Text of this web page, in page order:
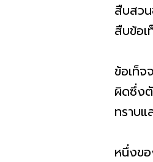
สืบสว
สืบข้อเ
“กา
ข้อเท็
ผิดซึ่ง
ทราบแ
ดร.
หนึ่งข